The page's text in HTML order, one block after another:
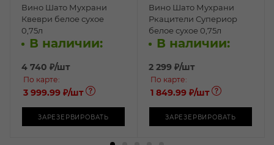
Вино Шато Мухрани
Квеври белое сухое
0,75л
В наличии:
4 740 ₽/шт
По карте:
3 999.99 ₽/шт
ЗАРЕЗЕРВИРОВАТЬ
Вино Шато Мухрани
Ркацители Супериор
белое сухое 0,75л
В наличии:
2 299 ₽/шт
По карте:
1 849.99 ₽/шт
ЗАРЕЗЕРВИРОВАТЬ